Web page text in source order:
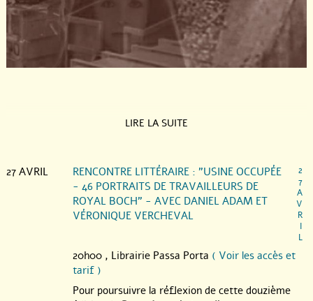
LIRE LA SUITE
27 AVRIL
RENCONTRE LITTÉRAIRE : "USINE OCCUPÉE
- 46 PORTRAITS DE TRAVAILLEURS DE
ROYAL BOCH" - AVEC DANIEL ADAM ET
VÉRONIQUE VERCHEVAL
2
7
A
V
R
I
L
20h00 , Librairie Passa Porta ( Voir les accès et
tarif )
Pour poursuivre la réflexion de cette douzième